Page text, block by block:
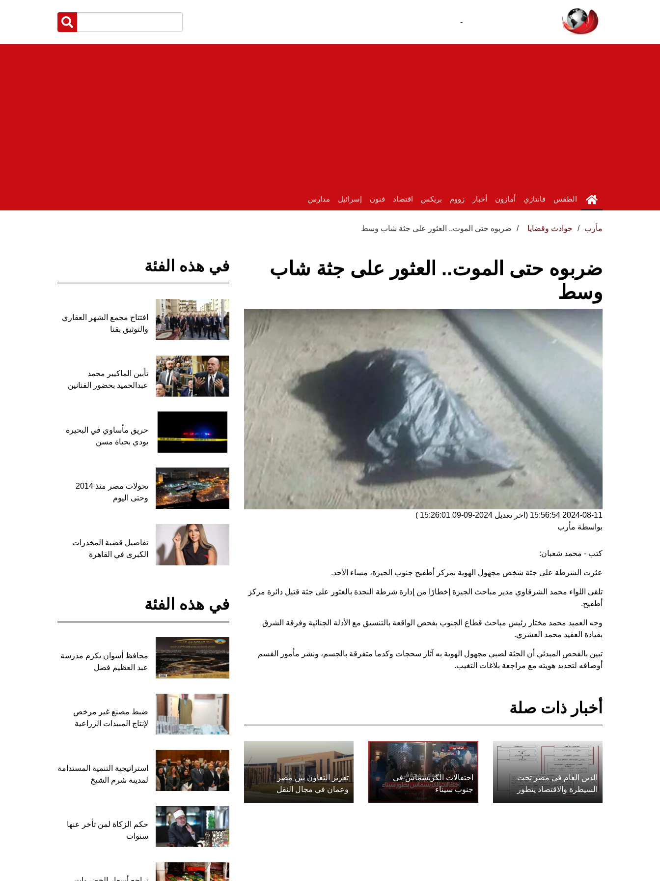
-
الطقس فانتازي أمازون أخبار زووم بريكس اقتصاد فنون إسرائيل مدارس
مأرب حوادث وقضايا ضربوه حتى الموت.. العثور على جثة شاب وسط
ضربوه حتى الموت.. العثور على جثة شاب
وسط
2024-08-11 15:56:54 (اخر تعديل 2024-09-09 15:26:01
)
بواسطة مأرب
كتب - محمد شعبان:
عثرت الشرطة على جثة شخص مجهول الهوية بمركز أطفيح جنوب الجيزة، مساء الأحد.
تلقى اللواء محمد الشرقاوي مدير مباحث الجيزة إخطارًا من إدارة شرطة النجدة بالعثور على جثة قتيل دائرة مركز
أطفيح.
وجه العميد محمد مختار رئيس مباحث قطاع الجنوب بفحص الواقعة بالتنسيق مع الأدلة الجنائية وفرقة الشرق
بقيادة العقيد محمد العشري.
تبين بالفحص المبدئي أن الجثة لصبي مجهول الهوية به آثار سحجات وكدما متفرقة بالجسم، ونشر مأمور القسم
أوصافه لتحديد هويته مع مراجعة بلاغات التغيب.
أخبار ذات صلة
الدين العام في مصر تحت
السيطرة والاقتصاد يتطور
احتفالات الكريسماس في
جنوب سيناء
تعزيز التعاون بين مصر
وعمان في مجال النقل
في هذه الفئة
افتتاح مجمع الشهر العقاري
والتوثيق بقنا
تأبين الماكيير محمد
عبدالحميد بحضور الفنانين
حريق مأساوي في البحيرة
يودي بحياة مسن
تحولات مصر منذ 2014
وحتى اليوم
تفاصيل قضية المخدرات
الكبرى في القاهرة
في هذه الفئة
محافظ أسوان يكرم مدرسة
عبد العظيم فضل
ضبط مصنع غير مرخص
لإنتاج المبيدات الزراعية
استراتيجية التنمية المستدامة
لمدينة شرم الشيخ
حكم الزكاة لمن تأخر عنها
سنوات